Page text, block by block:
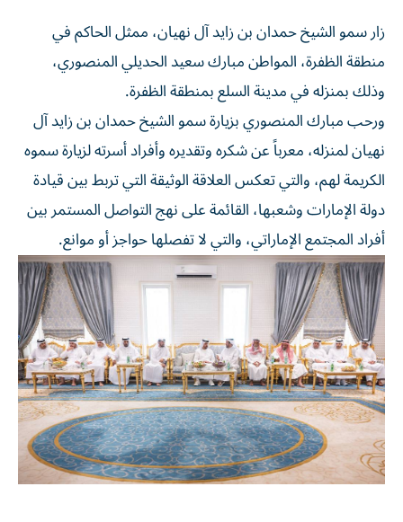
زار سمو الشيخ حمدان بن زايد آل نهيان، ممثل الحاكم في
منطقة الظفرة، المواطن مبارك سعيد الحديلي المنصوري،
وذلك بمنزله في مدينة السلع بمنطقة الظفرة.
ورحب مبارك المنصوري بزيارة سمو الشيخ حمدان بن زايد آل
نهيان لمنزله، معرباً عن شكره وتقديره وأفراد أسرته لزيارة سموه
الكريمة لهم، والتي تعكس العلاقة الوثيقة التي تربط بين قيادة
دولة الإمارات وشعبها، القائمة على نهج التواصل المستمر بين
أفراد المجتمع الإماراتي، والتي لا تفصلها حواجز أو موانع.